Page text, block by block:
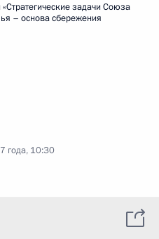
задачи Союза
– основа сбережения
года, 10:30